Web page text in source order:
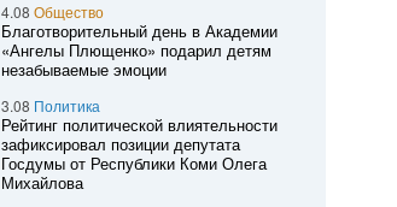
4.08 Общество
Благотворительный день в Академии
«Ангелы Плющенко» подарил детям
незабываемые эмоции
3.08 Политика
Рейтинг политической влиятельности
зафиксировал позиции депутата
Госдумы от Республики Коми Олега
Михайлова